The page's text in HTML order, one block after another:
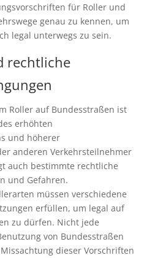
für Roller und
genau zu kennen, um
legal unterwegs zu sein.
rechtliche
Roller auf Bundesstraßen ist
erhöhten
und höherer
anderen Verkehrsteilnehmer
auch bestimmte rechtliche
und Gefahren.
müssen verschiedene
erfüllen, um legal auf
zu dürfen. Nicht jede
von Bundesstraßen
dieser Vorschriften